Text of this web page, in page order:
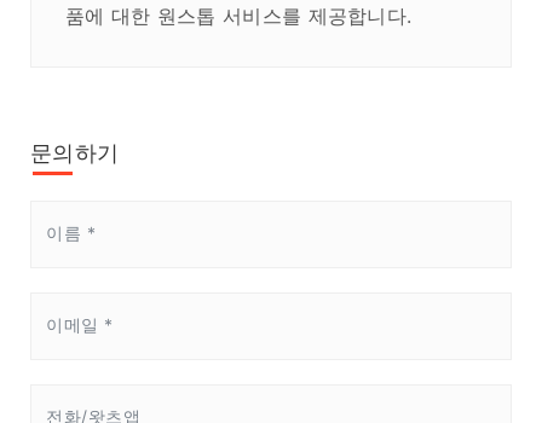
품에 대한 원스톱 서비스를 제공합니다.
문의하기